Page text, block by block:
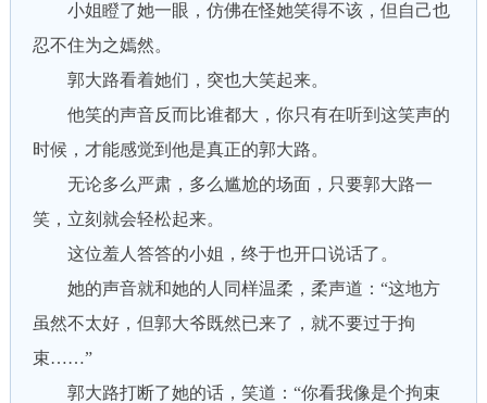
小姐瞪了她一眼，仿佛在怪她笑得不该，但自己也
忍不住为之嫣然。
郭大路看着她们，突也大笑起来。
他笑的声音反而比谁都大，你只有在听到这笑声的
时候，才能感觉到他是真正的郭大路。
无论多么严肃，多么尴尬的场面，只要郭大路一
笑，立刻就会轻松起来。
这位羞人答答的小姐，终于也开口说话了。
她的声音就和她的人同样温柔，柔声道：“这地方
虽然不太好，但郭大爷既然已来了，就不要过于拘
束……”
郭大路打断了她的话，笑道：“你看我像是个拘束